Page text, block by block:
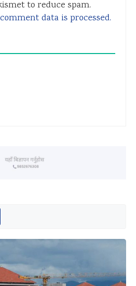
to reduce spam.
data is processed.